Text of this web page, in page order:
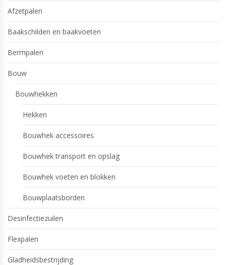
Afzetpalen
Baakschilden en baakvoeten
Bermpalen
Bouw
Bouwhekken
Hekken
Bouwhek accessoires
Bouwhek transport en opslag
Bouwhek voeten en blokken
Bouwplaatsborden
Desinfectiezuilen
Flexpalen
Gladheidsbestrijding